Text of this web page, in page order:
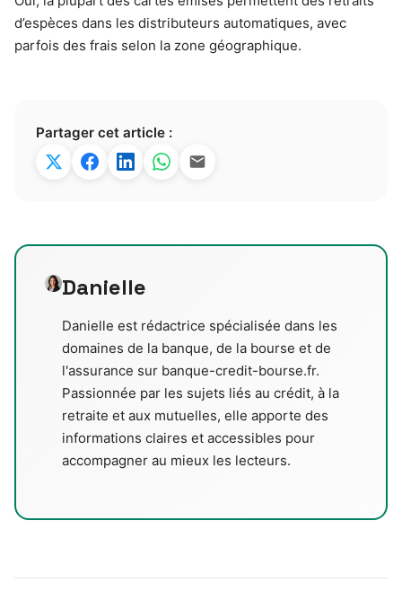
d’espèces dans les distributeurs automatiques, avec
parfois des frais selon la zone géographique.
Partager cet article :
Danielle
Danielle est rédactrice spécialisée dans les
domaines de la banque, de la bourse et de
l'assurance sur banque-credit-bourse.fr.
Passionnée par les sujets liés au crédit, à la
retraite et aux mutuelles, elle apporte des
informations claires et accessibles pour
accompagner au mieux les lecteurs.